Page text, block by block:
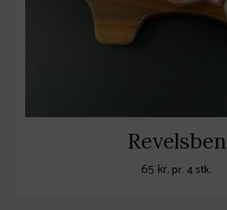
Revelsben
65 kr. pr. 4 stk.